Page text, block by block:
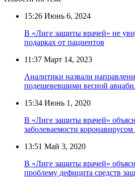
15:26 Июнь 6, 2024
В «Лиге защиты врачей» не
подарках от пациентов
11:37 Март 14, 2023
Аналитики назвали
подешевевшими весной
15:34 Июнь 1, 2020
В «Лиге защиты врачей»
заболеваемости
13:51 Май 3, 2020
В «Лиге защиты врачей»
проблему дефицита средств